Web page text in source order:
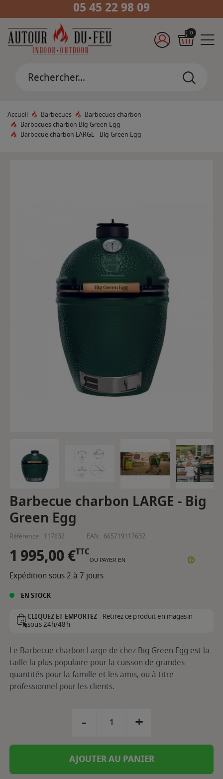
05 45 22 98 09
0
Accueil Barbecues
Barbecues charbon
Barbecues charbon Big Green Egg
Barbecue charbon LARGE - Big Green Egg
Barbecue charbon LARGE - Big
Green Egg
Référence : 117632 EAN : 665719117632
1 995,00 €TTC
OU PAYER EN
Expédition sous 2 à 7 jours
EN STOCK
CLIQUEZ ET EMPORTEZ -Retirez ce produit en magasin
sous 24h/48h
Le Barbecue charbon Large de chez Big Green Egg est la
taille la plus populaire pour la cuisson de grandes
quantités pour la famille et les amis, ou à titre
professionnel pour les clients.
- +
AJOUTER AU PANIER